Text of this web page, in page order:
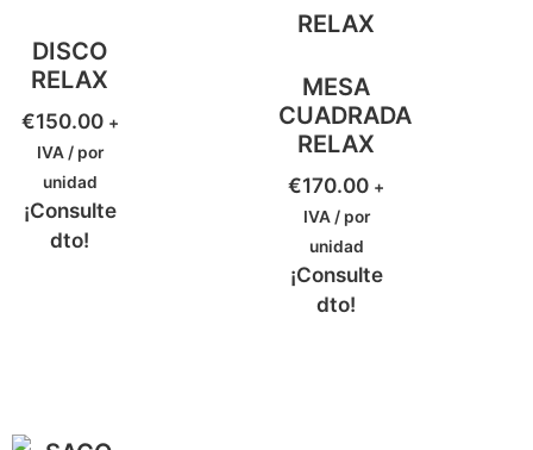
DISCO
RELAX
€150.00 +
IVA / por
unidad
¡Consulte
dto!
MESA
CUADRADA
RELAX
€170.00 +
IVA / por
unidad
¡Consulte
dto!